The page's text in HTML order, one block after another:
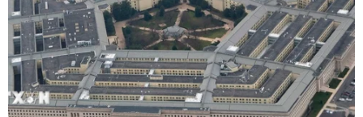
05/08/2026 03:43
Cà Mau gỡ “điểm nghẽn” mặt bằng,
xây dựng kịch bản giải ngân